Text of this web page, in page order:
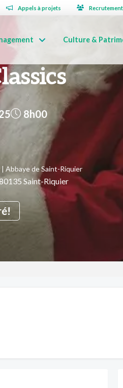
Appels à projets
Culture &
8h00
Abbaye de Saint-Riquier
Saint-Riquier